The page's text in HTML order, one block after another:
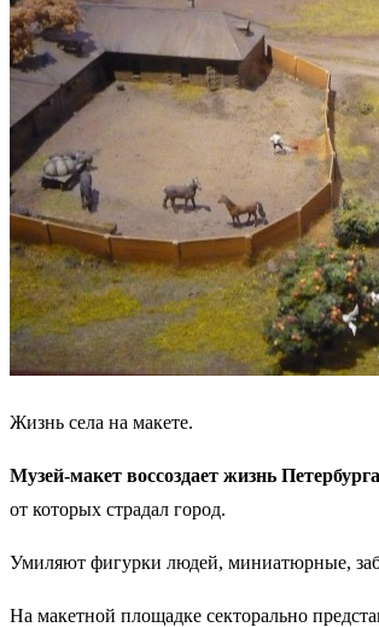
Жизнь села на макете.
Музей-макет воссоздает жизнь
от которых страдал город.
Умиляют фигурки людей, миниатюрные,
На макетной площадке секторально